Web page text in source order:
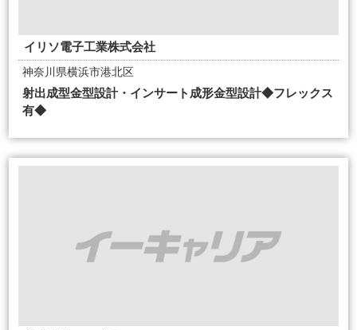
イリソ電子工業株式会社
神奈川県横浜市港北区
射出成型金型設計・インサート成形金型設計◆フレックス
有◆